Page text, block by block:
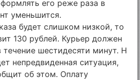
его реже раза в
уменьшится.
будет слишком низкой, то
130 рублей. Курьер должен
течение шестидесяти минут. Н
непредвиденная ситуация,
об этом. Оплату